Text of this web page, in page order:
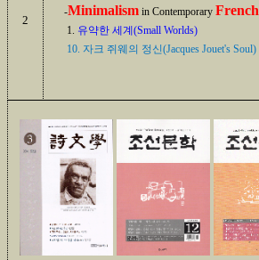
2
-Minimalism in Contemporary French
1. 유약한 세계(Small Worlds)
10. 자크 쥐웨의 정신(Jacques Jouet's Soul)